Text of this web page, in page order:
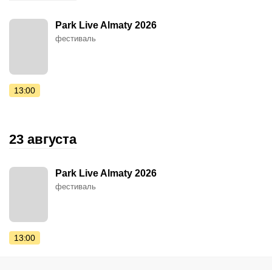
Park Live Almaty 2026
фестиваль
13:00
23 августа
Park Live Almaty 2026
фестиваль
13:00